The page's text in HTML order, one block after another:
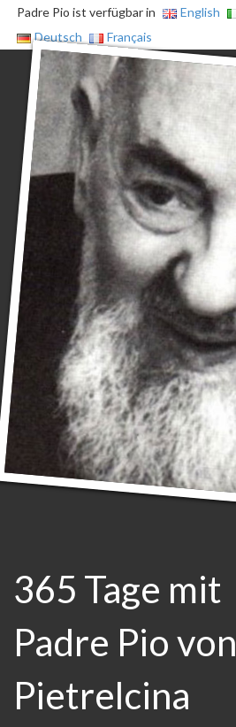
Padre Pio ist verfügbar in English
Deutsch
Français
365 Tage mit
Padre Pio von
Pietrelcina